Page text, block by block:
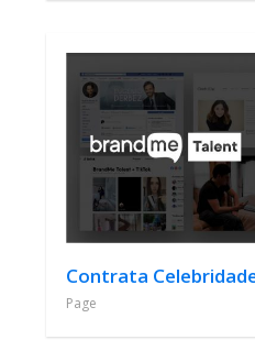
Contrata
Page